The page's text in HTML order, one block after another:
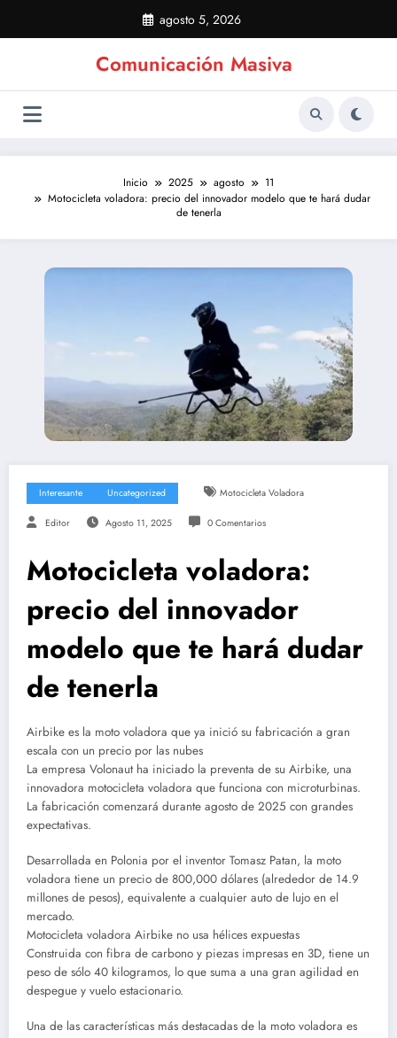
contenido
agosto 5, 2026
Comunicación Masiva
Inicio 2025 agosto
11
Motocicleta voladora: precio del innovador modelo que te hará dudar
de tenerla
Interesante Uncategorized Motocicleta Voladora
Editor Agosto 11, 2025 0 Comentarios
Motocicleta voladora:
precio del innovador
modelo que te hará dudar
de tenerla
Airbike es la moto voladora que ya inició su fabricación a gran
escala con un precio por las nubes
La empresa Volonaut ha iniciado la preventa de su Airbike, una
innovadora motocicleta voladora que funciona con microturbinas.
La fabricación comenzará durante agosto de 2025 con grandes
expectativas.
Desarrollada en Polonia por el inventor Tomasz Patan, la moto
voladora tiene un precio de 800,000 dólares (alrededor de 14.9
millones de pesos), equivalente a cualquier auto de lujo en el
mercado.
Motocicleta voladora Airbike no usa hélices expuestas
Construida con fibra de carbono y piezas impresas en 3D, tiene un
peso de sólo 40 kilogramos, lo que suma a una gran agilidad en
despegue y vuelo estacionario.
Una de las características más destacadas de la moto voladora es